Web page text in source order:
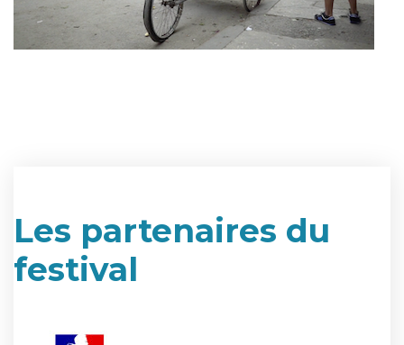
Les partenaires du
festival